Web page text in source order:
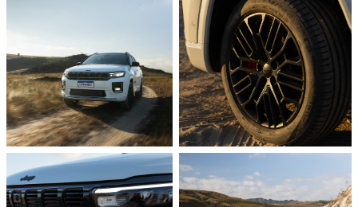
TU LIMITED T270 EN 5 SEGUNDOS
Motor 1.3 Turbo 175 cv | 270
Nm Rodado 18''
Caja AT6​ Tracción 4x2​